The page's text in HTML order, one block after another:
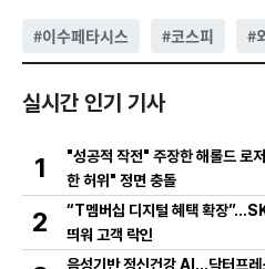
#이수페타시스 #코스피 #
실시간 인기 기사
1
"성공적 작전" 주장한 해롤드 로
한 허위" 정면 충돌
2
“T멤버십 디지털 혜택 확장
띄워 고객 락인
음성기반 정신건강 AI…닥터프레